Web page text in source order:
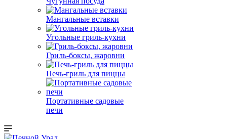
Мангальные вставки
Угольные гриль-кухни
Гриль-боксы, жаровни
Печь-гриль для пиццы
Портативные садовые
печи